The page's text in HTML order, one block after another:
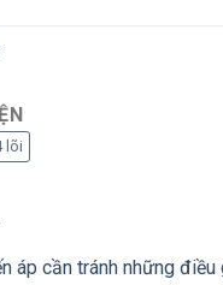
lõi
áp cần tránh những điều